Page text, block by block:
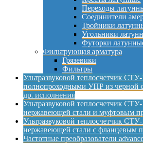
Переходы
Соединители
Тройники
Угольники
Футорки
Фильтрующая арматура
Грязевики
Фильтры
Ультразвуковой теплосчетчик
полнопроходными УПР из черной
др. исполнения
Ультразвуковой теплосчетчик
нержавеющей стали и муфтовым
Ультразвуковой теплосчетчик
нержавеющей стали с фланцевым
Частотные преобразователи